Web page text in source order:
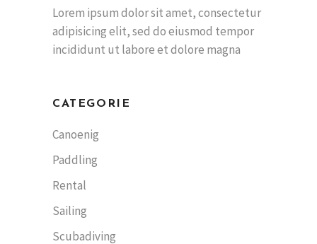
Lorem ipsum dolor sit amet, consectetur
adipisicing elit, sed do eiusmod tempor
incididunt ut labore et dolore magna
CATEGORIE
Canoenig
Paddling
Rental
Sailing
Scubadiving